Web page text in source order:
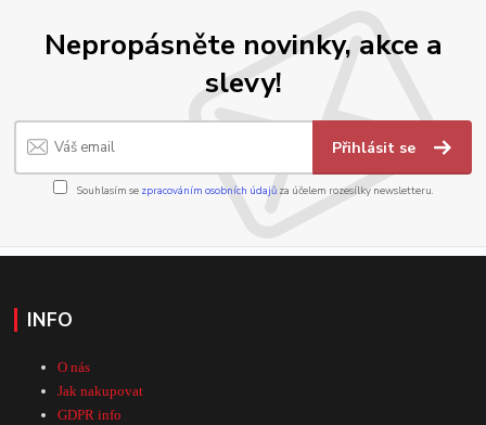
Nepropásněte novinky, akce a
slevy!
Přihlásit se
Souhlasím se zpracováním osobních údajůza účelem rozesílky newsletteru.
INFO
O nás
Jak nakupovat
GDPR info